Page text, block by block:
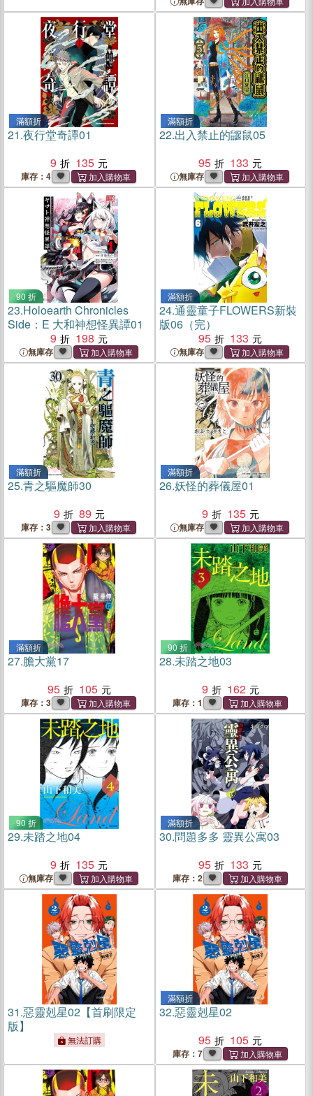
滿額折
21.夜行堂奇譚01
9
135
庫存：4
滿額折
22.出入禁止的鼴鼠05
95
133
無庫存
90 折
23.Holoearth Chronicles
Side：E 大和神想怪異譚01
9
198
無庫存
滿額折
24.通靈童子FLOWERS新裝
版06（完）
95
133
無庫存
滿額折
25.青之驅魔師30
9
89
庫存：3
滿額折
26.妖怪的葬儀屋01
9
135
無庫存
滿額折
27.膽大黨17
95
105
庫存：3
90 折
28.未踏之地03
9
162
庫存：1
90 折
29.未踏之地04
9
135
無庫存
滿額折
30.問題多多 靈異公寓03
95
133
庫存：2
31.惡靈剋星02【首刷限定
版】
無法訂購
滿額折
32.惡靈剋星02
95
105
庫存：7